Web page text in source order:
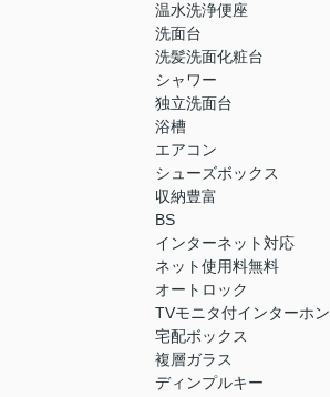
温水洗浄便座
洗面台
洗髪洗面化粧台
シャワー
独立洗面台
浴槽
エアコン
シューズボックス
収納豊富
BS
インターネット対応
ネット使用料無料
オートロック
TVモニタ付インターホン
宅配ボックス
複層ガラス
ディンプルキー